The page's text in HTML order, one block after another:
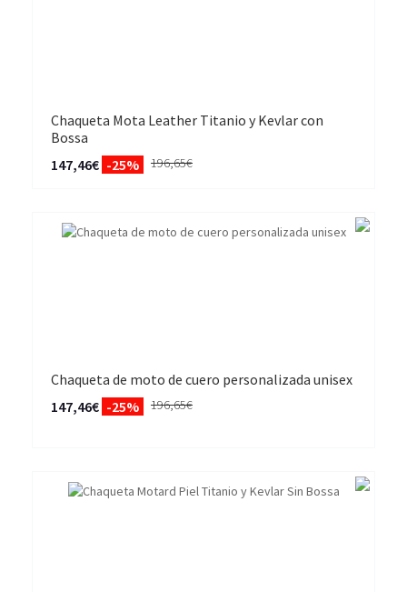
Chaqueta Mota Leather Titanio y Kevlar con
Bossa
147,46€ -25% 196,65€
Chaqueta de moto de cuero personalizada unisex
147,46€ -25% 196,65€